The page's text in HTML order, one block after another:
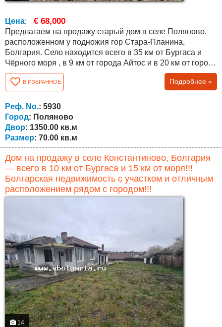
Цена: € 68,000
Предлагаем на продажу старый дом в селе Поляново,
расположенном у подножия гор Стара-Планина,
Болгария. Село находится всего в 35 км от Бургаса и
Чёрного моря , в 9 км от города Айтос и в 20 км от города
Карнобат, что обеспечивает удобный доступ ко всем
необходимым услугам и коммуникациям. Объект
представляет собой дом с прочной конструкцией,
подходящий для освежения, ремонта и модернизации в
соответствии с предпочтениями нового...
В ИЗБРАННОЕ Подробнее »
Реф. No.: 5930
Город: Поляново
Двор: 1350.00 кв.м
Размер: 70.00 кв.м
Дом на продажу в селе Константиново, Болгария
— всего в 10 км от Бургаса и 15 км от моря!!!
Болгарская недвижимость с участком и отличным
расположением рядом с городом!!!
14